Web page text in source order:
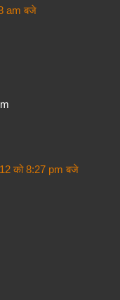
am बजे
को 8:27 pm बजे